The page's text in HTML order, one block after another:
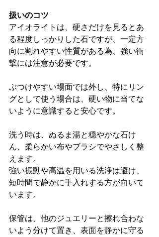
扱いのコツ
アイオライトは、硬さだけを見るとあ
る程度しっかりした石ですが、一定方
向に割れやすい性質がある為、強い衝
撃には注意が必要です。
ぶつけやすい場面では外し、特にリン
グとして使う場合は、硬い物に当てな
いように意識すると安心です。
洗う時は、ぬるま湯と穏やかな石け
ん、柔らかい布やブラシでやさしく整
えます。
強い振動や高温を用いる洗浄は避け、
短時間で静かに手入れする方が向いて
います。
保管は、他のジュエリーと擦れ合わな
いよう分けて置き、表面を静かに守る